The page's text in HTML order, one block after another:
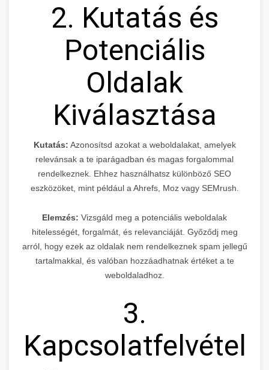
2. Kutatás és
Potenciális
Oldalak
Kiválasztása
Kutatás: Azonosítsd azokat a weboldalakat, amelyek
relevánsak a te iparágadban és magas forgalommal
rendelkeznek. Ehhez használhatsz különböző SEO
eszközöket, mint például a Ahrefs, Moz vagy SEMrush.
Elemzés: Vizsgáld meg a potenciális weboldalak
hitelességét, forgalmát, és relevanciáját. Győződj meg
arról, hogy ezek az oldalak nem rendelkeznek spam jellegű
tartalmakkal, és valóban hozzáadhatnak értéket a te
weboldaladhoz.
3.
Kapcsolatfelvétel